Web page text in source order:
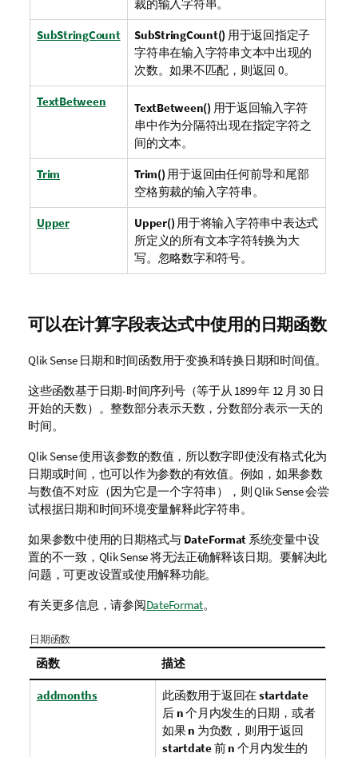
裁的输入字符串。
SubStringCount SubStringCount() 用于返回指定子
字符串在输入字符串文本中出现的
次数。如果不匹配，则返回 0。
TextBetween TextBetween() 用于返回输入字符
串中作为分隔符出现在指定字符之
间的文本。
Trim Trim() 用于返回由任何前导和尾部
空格剪裁的输入字符串。
Upper Upper() 用于将输入字符串中表达式
所定义的所有文本字符转换为大
写。忽略数字和符号。
可以在计算字段表达式中使用的日期函数
Qlik Sense日期和时间函数用于变换和转换日期和时间值。
这些函数基于日期-时间序列号（等于从 1899 年 12 月 30 日
开始的天数）。整数部分表示天数，分数部分表示一天的
时间。
Qlik Sense使用该参数的数值，所以数字即使没有格式化为
日期或时间，也可以作为参数的有效值。例如，如果参数
与数值不对应（因为它是一个字符串），则 Qlik Sense会尝
试根据日期和时间环境变量解释此字符串。
如果参数中使用的日期格式与 DateFormat 系统变量中设
置的不一致， Qlik Sense将无法正确解释该日期。要解决此
问题，可更改设置或使用解释功能。
有关更多信息，请参阅DateFormat。
日期函数
函数 描述
addmonths 此函数用于返回在 startdate
后 n个月内发生的日期，或者
如果n 为负数，则用于返回
startdate前n 个月内发生的